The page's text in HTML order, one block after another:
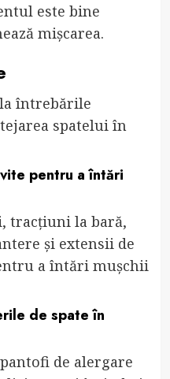
este bine
mișcarea.
întrebările
spatelui în
pentru a întări
tracțiuni la bară,
și extensii de
a întări mușchii
de spate în
de alergare